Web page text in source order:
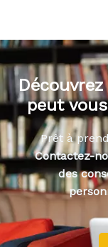
peut
Prêt à
Contactez-
des